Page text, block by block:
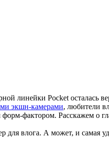
линейки Pocket осталась
экшн-камерами, любители
фактором. Расскажем о
для влога. А может, и самая